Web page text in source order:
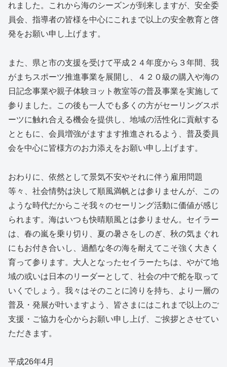
れました。これから海のシーズンが到来しますが、安全委
員会、指導者の皆様を中心にこれまで以上の安全教育と啓
発をお願い申し上げます。
また、県と市の支援を受けて平成２４年度から３年間、我
がまちスポーツ推進事業を展開し、４２０級の購入や海の
日記念事業や親子体験ヨット教室等の普及事業を実施して
参りました。この後も一人でも多くの方がセーリングスポ
ーツに触れ合える機会を提供し、地域の活性化に貢献する
とともに、会員増強がますます推進されるよう、普及委員
会を中心に皆様方のお力添えをお願い申し上げます。
おわりに、依然として景気不安やそれに伴う雇用問題
等々、社会情勢は決して順風満帆とは参りませんが、この
ような時代だからこそ我々のセーリング活動に価値が感じ
られます。海はいつも快晴順風とは参りません。セイラー
は、春の嵐を乗り切り、夏の暑さをしのぎ、秋の気まぐれ
にもお付き合いし、過酷な冬の海を耐えてこそ強く大きく
育って参ります。大人となったセイラーたちは、やがて地
域の或いは日本のリーダーとして、社会の中で舵を取って
いくでしょう。我々はそのことに誇りを持ち、より一層の
普及・発展が叶いますよう、皆さまにはこれまで以上のご
支援・ご協力を心からお願い申し上げ、ご挨拶とさせてい
ただきます。
平成26年4月